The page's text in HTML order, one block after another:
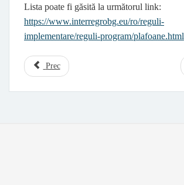
Lista poate fi găsită la următorul link:
https://www.interregrobg.eu/ro/reguli-
implementare/reguli-program/plafoane.html
Prec